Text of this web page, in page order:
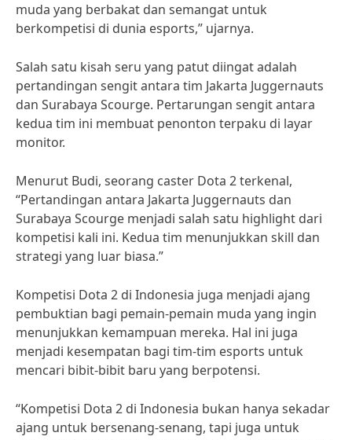
muda yang berbakat dan semangat untuk
berkompetisi di dunia esports,” ujarnya.
Salah satu kisah seru yang patut diingat adalah
pertandingan sengit antara tim Jakarta Juggernauts
dan Surabaya Scourge. Pertarungan sengit antara
kedua tim ini membuat penonton terpaku di layar
monitor.
Menurut Budi, seorang caster Dota 2 terkenal,
“Pertandingan antara Jakarta Juggernauts dan
Surabaya Scourge menjadi salah satu highlight dari
kompetisi kali ini. Kedua tim menunjukkan skill dan
strategi yang luar biasa.”
Kompetisi Dota 2 di Indonesia juga menjadi ajang
pembuktian bagi pemain-pemain muda yang ingin
menunjukkan kemampuan mereka. Hal ini juga
menjadi kesempatan bagi tim-tim esports untuk
mencari bibit-bibit baru yang berpotensi.
“Kompetisi Dota 2 di Indonesia bukan hanya sekadar
ajang untuk bersenang-senang, tapi juga untuk